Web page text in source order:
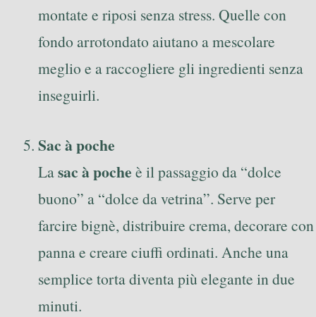
montate e riposi senza stress. Quelle con
fondo arrotondato aiutano a mescolare
meglio e a raccogliere gli ingredienti senza
inseguirli.
Sac à poche
Lasac à poche è il passaggio da “dolce
buono” a “dolce da vetrina”. Serve per
farcire bignè, distribuire crema, decorare con
panna e creare ciuffi ordinati. Anche una
semplice torta diventa più elegante in due
minuti.